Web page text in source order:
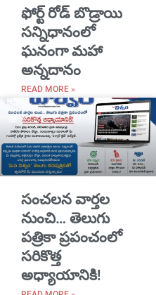
​ఫోర్ట్ రోడ్ బొడ్రాయి
సన్నిధానంలో
ఘనంగా మహా
అన్నదానం
READ MORE »
సంచలన వార్తల
నుంచి… తెలుగు
పత్రికా ప్రపంచంలో
సరికొత్త
అధ్యాయానికి!